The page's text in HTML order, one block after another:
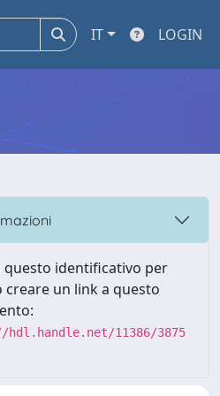
IT LOGIN
questo identificativo per
creare un link a questo
11386/3875